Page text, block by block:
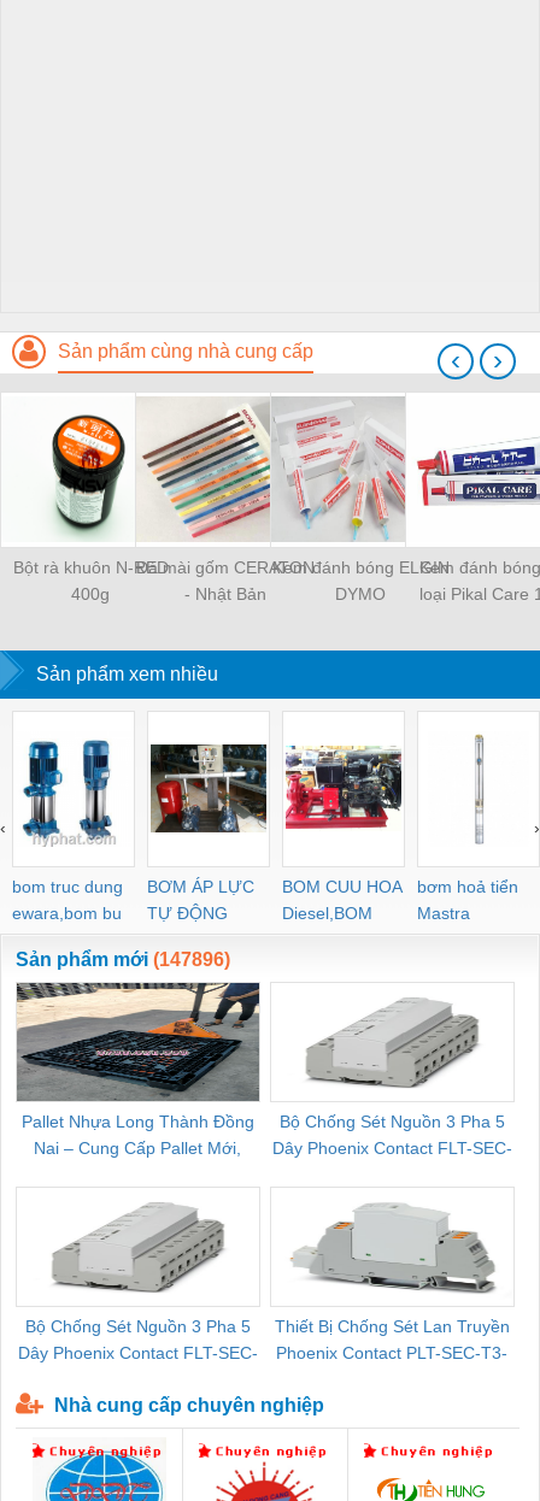
Sản phẩm cùng nhà cung cấp
Bột rà khuôn N-RED
400g
Đá mài gốm CERATON
- Nhật Bản
Kem đánh bóng ELGIN
DYMO
Kem đánh
loại Pikal Care
‹ ›
Sản phẩm xem nhiều
bom truc dung
ewara,bom bu
ewara
BƠM ÁP LỰC
TỰ ĐỘNG
BOM CUU HOA
Diesel,BOM
CHUA CHAY
bơm hoả tiển
Mastra
‹ ›
Sản phẩm mới (147896)
Pallet Nhựa Long Thành Đồng
Nai – Cung Cấp Pallet Mới,
Bộ Chống Sét Nguồn 3 Pha 5
Dây Phoenix Contact FLT-SEC-
Bộ Chống Sét Nguồn 3 Pha 5
Dây Phoenix Contact FLT-SEC-
Thiết Bị Chống Sét Lan Truyền
Phoenix Contact PLT-SEC-T3-
Nhà cung cấp chuyên nghiệp